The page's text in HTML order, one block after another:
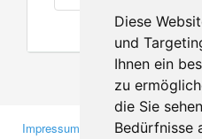
Diese
und
Ihnen ein
zu
die Sie
Bedürfnisse
Impressum